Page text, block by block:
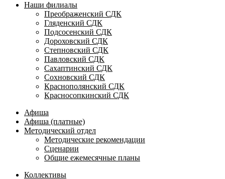
Наши филиалы
Преображенский СДК
Гляденский СДК
Подсосенский СДК
Дороховский СДК
Степновский СДК
Павловский СДК
Сахаптинский СДК
Сохновский СДК
Краснополянский СДК
Красносопкинский СДК
Афиша
Афиша (платные)
Методический отдел
Методические рекомендации
Сценарии
Общие ежемесячные планы
Коллективы